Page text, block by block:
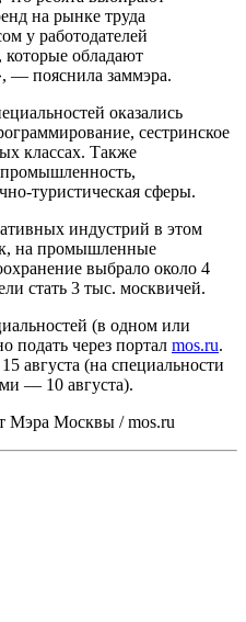
на рынке труда
у работодателей
которые обладают
— пояснила заммэра.
оказались
сестринское
классах. Также
туристическая сферы.
индустрий в этом
на промышленные
выбрало около 4
стать 3 тыс. москвичей.
(в одном или
подать через портал mos.ru.
августа (на специальности
— 10 августа).
Мэра Москвы / mos.ru